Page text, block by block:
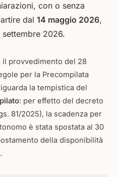
con o senza
dal 14 maggio 2026,
2026.
il provvedimento del 28
per la Precompilata
la tempistica del
: per effetto del decreto
81/2025), la scadenza per
è stata spostata al 30
della disponibilità